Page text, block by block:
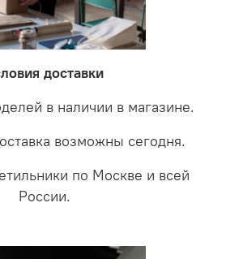
производителю. После
причина поломки и
В этом случае покупая
экономите деньги но еще
и недостаток освещения.
доставки
в наличии в магазине.
возможны сегодня.
по Москве и всей
России.